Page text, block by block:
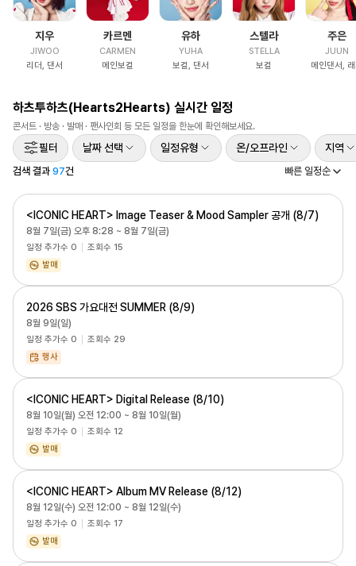
미
팅
·
앨
발
매
송·행사 등 주요 스케줄 알림까지 받아볼 수 있습니다.
지우
JIWOO
리더, 댄서
카르멘
CARMEN
메인보컬
유하
YUHA
보컬, 댄서
스텔라
STELLA
보컬
주은
JUUN
메인댄서,
하츠투하츠(Hearts2Hearts) 실시간 일정
콘서트 · 방송 · 발매 · 팬사인회 등 모든 일정을 한눈에 확인해보세요.
필터 날짜 선택 일정유형 온/오프라인 지역
검색 결과 97건 빠른 일정순
<ICONIC HEART> Image Teaser & Mood Sampler 공개 (8/7)
8월 7일(금) 오후 8:28 ~ 8월 7일(금)
일정 추가수 0 조회수 15
발매
2026 SBS 가요대전 SUMMER (8/9)
8월 9일(일)
일정 추가수 0 조회수 29
행사
<ICONIC HEART> Digital Release (8/10)
8월 10일(월) 오전 12:00 ~ 8월 10일(월)
일정 추가수 0 조회수 12
발매
<ICONIC HEART> Album MV Release (8/12)
8월 12일(수) 오전 12:00 ~ 8월 12일(수)
일정 추가수 0 조회수 17
발매